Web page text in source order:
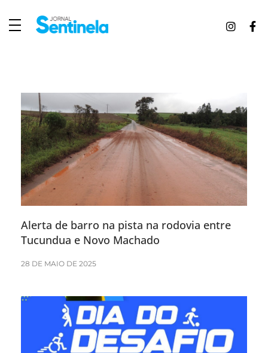
Alerta de barro na pista na rodovia entre
Tucundua e Novo Machado
28 DE MAIO DE 2025